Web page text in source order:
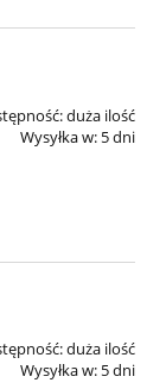
duża ilość
Wysyłka w: 5 dni
duża ilość
Wysyłka w: 5 dni